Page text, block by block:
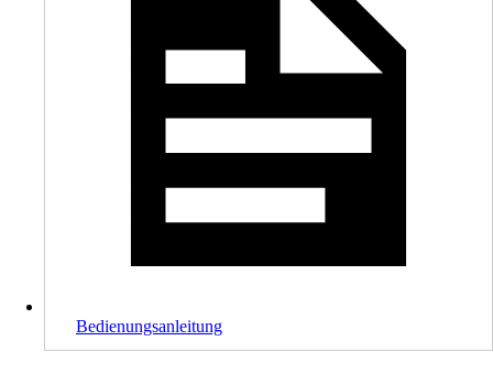
Bedienungsanleitung